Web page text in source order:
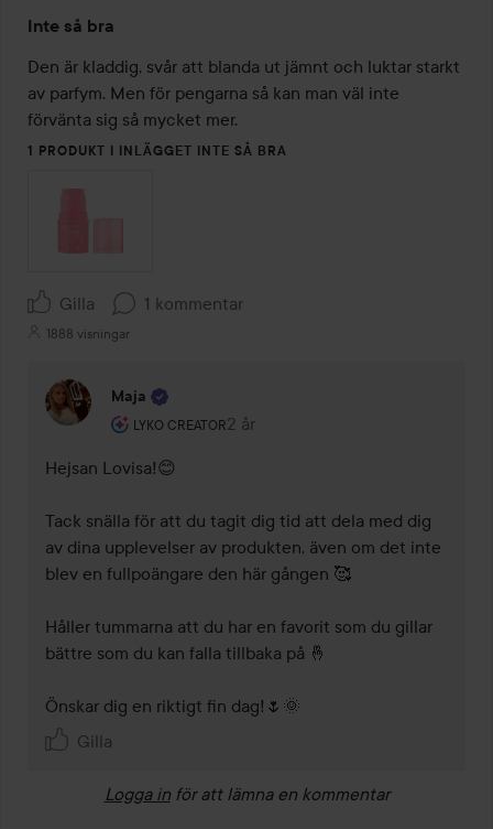
1
av
5
Inte så bra
Den är kladdig, svår att blanda ut jämnt och luktar starkt
av parfym. Men för pengarna så kan man väl inte
förvänta sig så mycket mer.
1 PRODUKT I INLÄGGET INTE SÅ BRA
Gilla 1 kommentar
1888 visningar
Maja
LYKO CREATOR
Användarens roll: Lyko Creator.
2 år
Kommentaren lades 2 år
Hejsan Lovisa!😊
Tack snälla för att du tagit dig tid att dela med dig
av dina upplevelser av produkten, även om det inte
blev en fullpoängare den här gången 🥰
Håller tummarna att du har en favorit som du gillar
bättre som du kan falla tillbaka på 🤞
Gilla
Logga in för att lämna en kommentar